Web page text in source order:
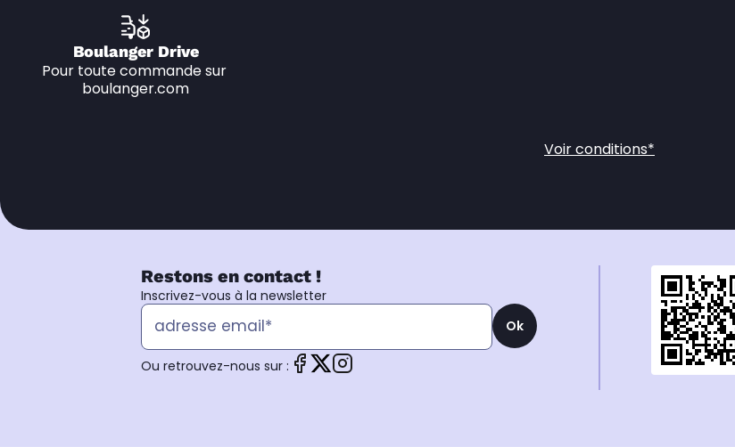
Boulanger Drive
Pour toute commande sur
boulanger.com
Voir conditions*
Restons en contact !
Inscrivez-vous à la newsletter
Ok
Ou retrouvez-nous sur :